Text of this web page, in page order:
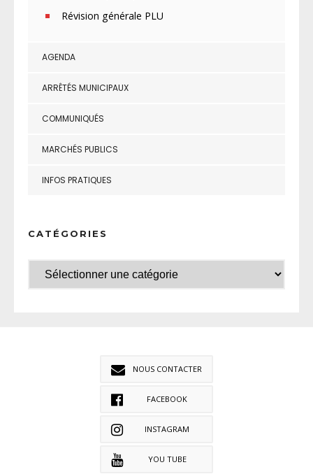
Révision générale PLU
AGENDA
ARRÊTÉS MUNICIPAUX
COMMUNIQUÉS
MARCHÉS PUBLICS
INFOS PRATIQUES
CATÉGORIES
NOUS CONTACTER
FACEBOOK
INSTAGRAM
YOU TUBE